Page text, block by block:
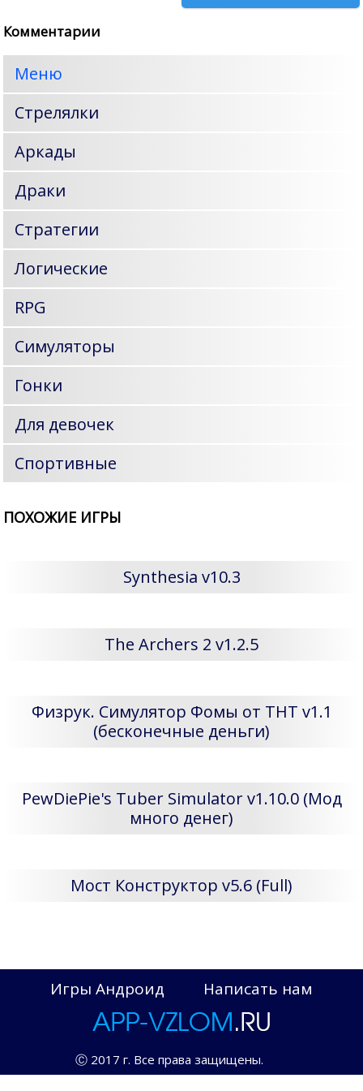
Комментарии
Меню
Стрелялки
Аркады
Драки
Стратегии
Логические
RPG
Симуляторы
Гонки
Для девочек
Спортивные
ПОХОЖИЕ ИГРЫ
Synthesia v10.3
The Archers 2 v1.2.5
Физрук. Симулятор Фомы от ТНТ v1.1
(бесконечные деньги)
PewDiePie's Tuber Simulator v1.10.0 (Мод
много денег)
Мост Конструктор v5.6 (Full)
Игры Андроид Написать нам
Ⓒ 2017 г. Все права защищены.